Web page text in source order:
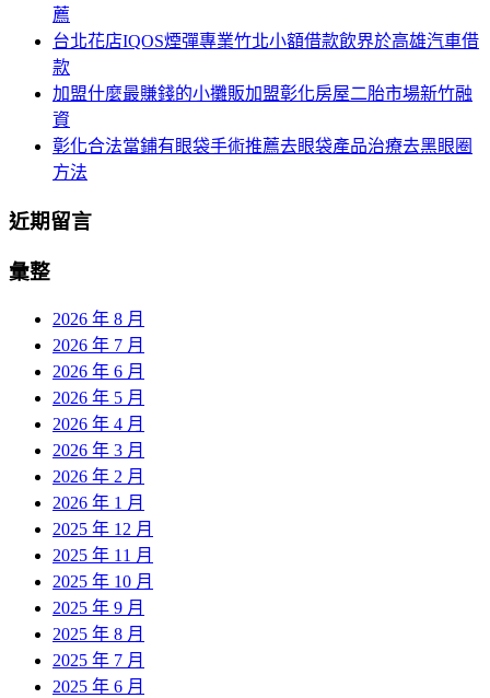
薦
台北花店IQOS煙彈專業竹北小額借款飲界於高雄汽車借
款
加盟什麼最賺錢的小攤販加盟彰化房屋二胎市場新竹融
資
彰化合法當鋪有眼袋手術推薦去眼袋產品治療去黑眼圈
方法
近期留言
彙整
2026 年 8 月
2026 年 7 月
2026 年 6 月
2026 年 5 月
2026 年 4 月
2026 年 3 月
2026 年 2 月
2026 年 1 月
2025 年 12 月
2025 年 11 月
2025 年 10 月
2025 年 9 月
2025 年 8 月
2025 年 7 月
2025 年 6 月